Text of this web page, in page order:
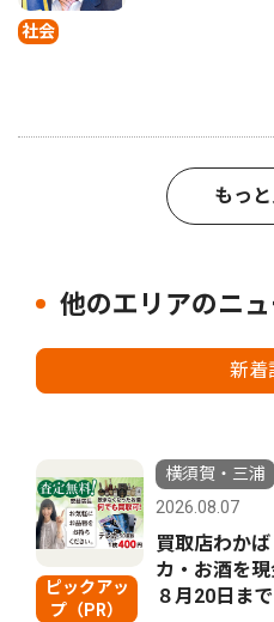
社会
もっ
他のエリアのニュ
新着
ピックアッ
プ（PR）
横須賀・三浦
2026.08.07
買取店わか
カ・お酒を
８月20日まで